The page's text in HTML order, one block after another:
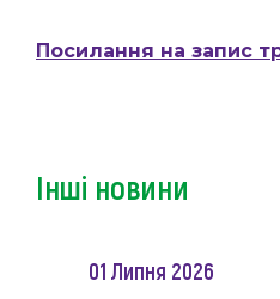
Посилання на запис
Інші новини
01 Липня 2026